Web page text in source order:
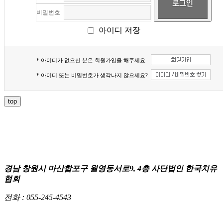
비밀번호
아이디 저장
* 아이디가 없으신 분은 회원가입을 해주세요
* 아이디 또는 비밀번호가 생각나지 않으세요?
top
경남 창원시 마산합포구 월영동서로9, 4층 사단법인 한국치유
협회
전화 : 055-245-4543